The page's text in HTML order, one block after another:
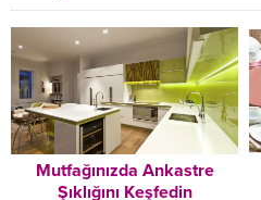
Mutfağınızda Ankastre
Şıklığını Keşfedin